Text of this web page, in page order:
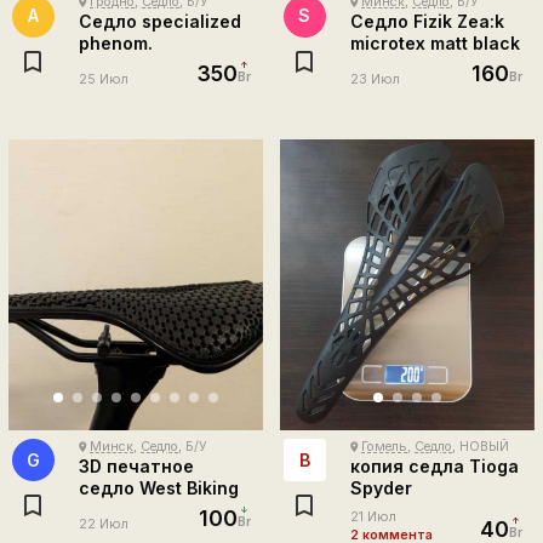
А
Седло specialized
phenom.
25 Июл 350 Br
S
Седло Fizik Zea:k
microtex matt black
23 Июл 160 Br
G
place Минск, Седло, Б/У
3D печатное
седло West Biking
22 Июл 100Br
В
place Гомель, Седло, НОВЫЙ
копия седла Tioga
Spyder
21 Июл
2 коммента
40Br